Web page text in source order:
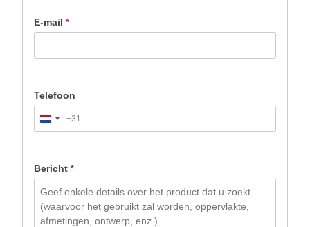
E-mail *
Telefoon
Netherlands
+31
+31
Bericht*